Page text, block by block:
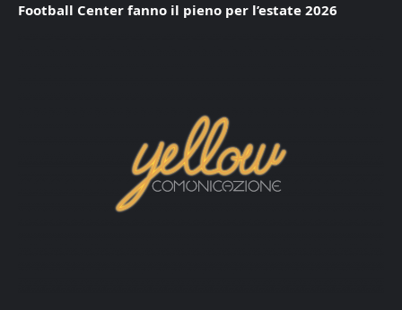
Football Center fanno il pieno per l’estate 2026